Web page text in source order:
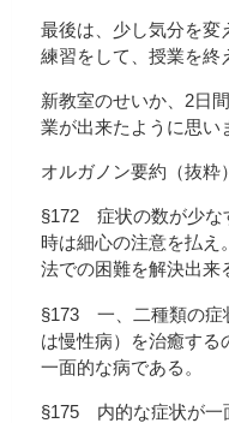
最後は、少し気分を変
練習をして、授業を終
新教室のせいか、2日
業が出来たように思い
オルガノン要約（抜粋）
§172 症状の数が少な
時は細心の注意を払え
法での困難を解決出来
§173 一、二種類の症
は慢性病）を治癒する
一面的な病である。
§175 内的な症状が一